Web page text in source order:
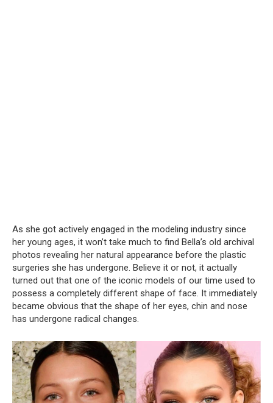
As she got actively engaged in the modeling industry since
her young ages, it won’t take much to find Bella’s old archival
photos revealing her natural appearance before the plastic
surgeries she has undergone. Believe it or not, it actually
turned out that one of the iconic models of our time used to
possess a completely different shape of face. It immediately
became obvious that the shape of her eyes, chin and nose
has undergone radical changes.